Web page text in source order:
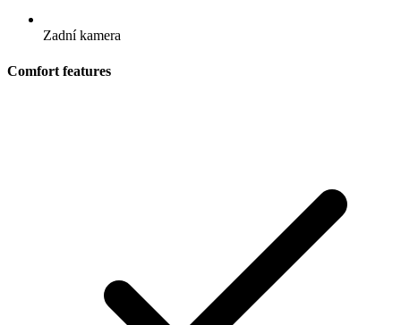
Zadní kamera
Comfort features